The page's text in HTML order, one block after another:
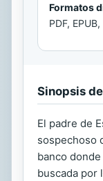
Formatos
PDF,
Sinopsis
El padre de
sospechoso
banco
buscada por